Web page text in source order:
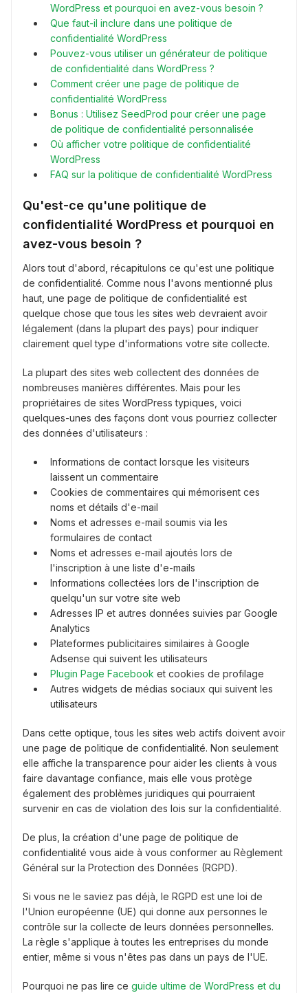
WordPress et pourquoi en avez-vous besoin ?
Que faut-il inclure dans une politique de
confidentialité WordPress
Pouvez-vous utiliser un générateur de politique
de confidentialité dans WordPress ?
Comment créer une page de politique de
confidentialité WordPress
Bonus : Utilisez SeedProd pour créer une page
de politique de confidentialité personnalisée
Où afficher votre politique de confidentialité
WordPress
FAQ sur la politique de confidentialité WordPress
Qu'est-ce qu'une politique de
confidentialité WordPress et pourquoi en
avez-vous besoin ?
Alors tout d'abord, récapitulons ce qu'est une politique
de confidentialité. Comme nous l'avons mentionné plus
haut, une page de politique de confidentialité est
quelque chose que tous les sites web devraient avoir
légalement (dans la plupart des pays) pour indiquer
clairement quel type d'informations votre site collecte.
La plupart des sites web collectent des données de
nombreuses manières différentes. Mais pour les
propriétaires de sites WordPress typiques, voici
quelques-unes des façons dont vous pourriez collecter
des données d'utilisateurs :
Informations de contact lorsque les visiteurs
laissent un commentaire
Cookies de commentaires qui mémorisent ces
noms et détails d'e-mail
Noms et adresses e-mail soumis via les
formulaires de contact
Noms et adresses e-mail ajoutés lors de
l'inscription à une liste d'e-mails
Informations collectées lors de l'inscription de
quelqu'un sur votre site web
Adresses IP et autres données suivies par Google
Analytics
Plateformes publicitaires similaires à Google
Adsense qui suivent les utilisateurs
Plugin Page Facebook et cookies de profilage
Autres widgets de médias sociaux qui suivent les
utilisateurs
Dans cette optique, tous les sites web actifs doivent avoir
une page de politique de confidentialité. Non seulement
elle affiche la transparence pour aider les clients à vous
faire davantage confiance, mais elle vous protège
également des problèmes juridiques qui pourraient
survenir en cas de violation des lois sur la confidentialité.
De plus, la création d'une page de politique de
confidentialité vous aide à vous conformer au Règlement
Général sur la Protection des Données (RGPD).
Si vous ne le saviez pas déjà, le RGPD est une loi de
l'Union européenne (UE) qui donne aux personnes le
contrôle sur la collecte de leurs données personnelles.
La règle s'applique à toutes les entreprises du monde
entier, même si vous n'êtes pas dans un pays de l'UE.
Pourquoi ne pas lire ce guide ultime de WordPress et du